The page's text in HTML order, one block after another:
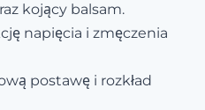
kojący balsam.
napięcia i zmęczenia
postawę i rozkład